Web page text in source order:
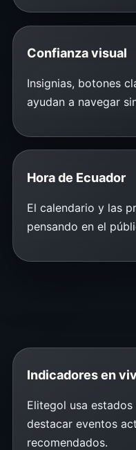
Confianza visual
Insignias, botones
ayudan a navegar
Hora de Ecuador
El calendario y las
pensando en el
Indicadores en
Elitegol usa
destacar eventos
recomendados.